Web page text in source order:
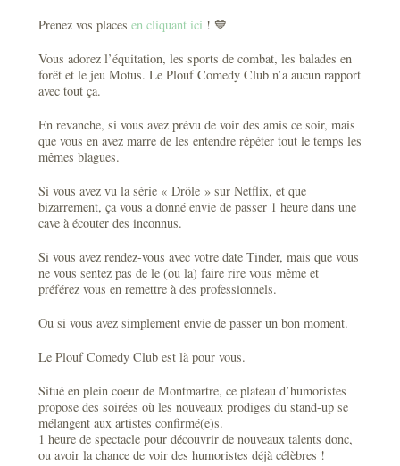
Prenez vos places en cliquant ici ! 💙
Vous adorez l’équitation, les sports de combat, les balades en
forêt et le jeu Motus. Le Plouf Comedy Club n’a aucun rapport
avec tout ça.
En revanche, si vous avez prévu de voir des amis ce soir, mais
que vous en avez marre de les entendre répéter tout le temps les
mêmes blagues.
Si vous avez vu la série « Drôle » sur Netflix, et que
bizarrement, ça vous a donné envie de passer 1 heure dans une
cave à écouter des inconnus.
Si vous avez rendez-vous avec votre date Tinder, mais que vous
ne vous sentez pas de le (ou la) faire rire vous même et
préférez vous en remettre à des professionnels.
Ou si vous avez simplement envie de passer un bon moment.
Le Plouf Comedy Club est là pour vous.
Situé en plein coeur de Montmartre, ce plateau d’humoristes
propose des soirées où les nouveaux prodiges du stand-up se
mélangent aux artistes confirmé(e)s.
1 heure de spectacle pour découvrir de nouveaux talents donc,
ou avoir la chance de voir des humoristes déjà célèbres !